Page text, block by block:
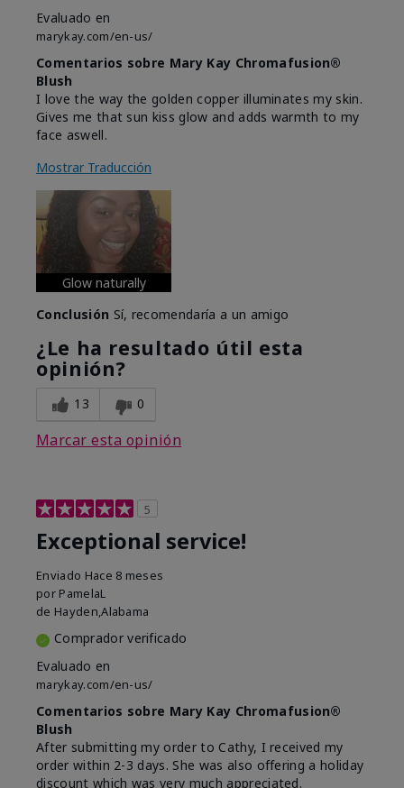
Evaluado en
marykay.com/en-us/
Comentarios sobre Mary Kay Chromafusion®
Blush
I love the way the golden copper illuminates my skin.
Gives me that sun kiss glow and adds warmth to my
face aswell.
Mostrar Traducción
Glow naturally
Conclusión Sí, recomendaría a un amigo
¿Le ha resultado útil esta
opinión?
13 0
Marcar esta opinión
5
Exceptional service!
Enviado Hace 8 meses
por PamelaL
de Hayden,Alabama
Comprador verificado
Evaluado en
marykay.com/en-us/
Comentarios sobre Mary Kay Chromafusion®
Blush
After submitting my order to Cathy, I received my
order within 2-3 days. She was also offering a holiday
discount which was very much appreciated.